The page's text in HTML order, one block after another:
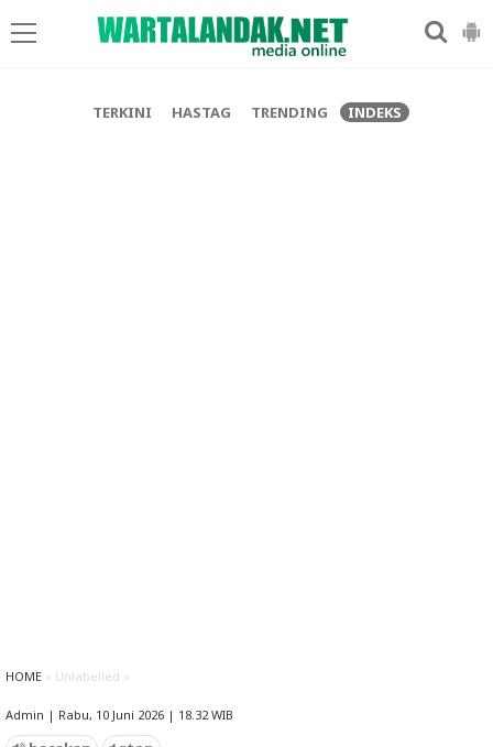
TERKINI HASTAG TRENDING INDEKS
HOME » Unlabelled »
Admin | Rabu, 10 Juni 2026 | 18.32 WIB